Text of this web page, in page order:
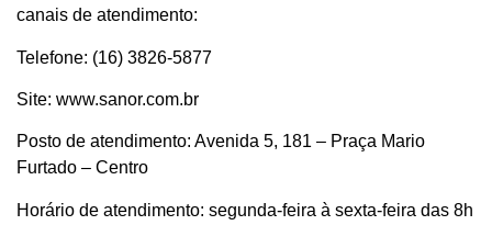
canais de atendimento:
Telefone: (16) 3826-5877
Site: www.sanor.com.br
Posto de atendimento: Avenida 5, 181 – Praça Mario
Furtado – Centro
Horário de atendimento: segunda-feira à sexta-feira das 8h